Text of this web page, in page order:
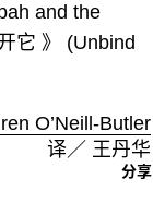
and the
它 》 (Unbind
O’Neill-Butler
译／ 王丹华
分享